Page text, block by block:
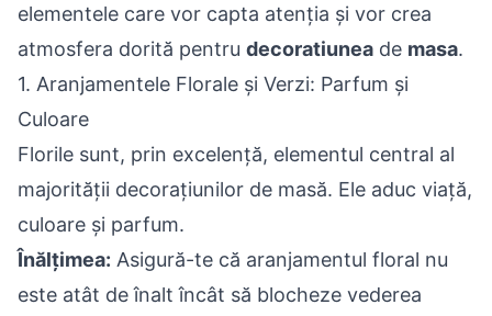
elementele care vor capta atenția și vor crea
atmosfera dorită pentru decoratiunea de masa.
1. Aranjamentele Florale și Verzi: Parfum și
Culoare
Florile sunt, prin excelență, elementul central al
majorității decorațiunilor de masă. Ele aduc viață,
culoare și parfum.
Înălțimea: Asigură-te că aranjamentul floral nu
este atât de înalt încât să blocheze vederea